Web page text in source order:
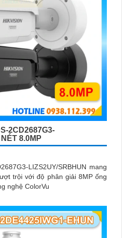
2CD2687G3-
8.0MP
LIZS2UY/SRBHUN mang
trội với độ phân giải 8MP ống
nghệ ColorVu